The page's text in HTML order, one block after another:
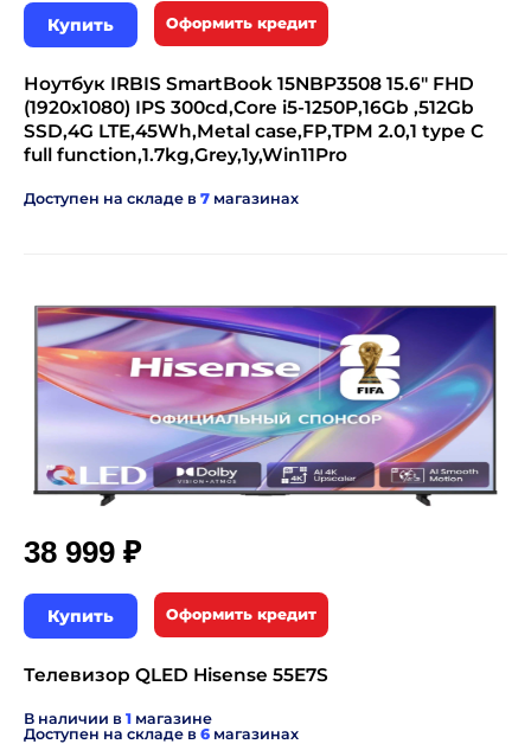
Купить Оформить кредит
Ноутбук IRBIS SmartBook 15NBP3508 15.6" FHD
(1920x1080) IPS 300cd,Core i5-1250P,16Gb ,512Gb
SSD,4G LTE,45Wh,Metal case,FP,TPM 2.0,1 type C
full function,1.7kg,Grey,1y,Win11Pro
Доступен на складе в 7 магазинах
38 999 ₽
Купить Оформить кредит
Телевизор QLED Hisense 55E7S
В наличии в 1 магазине
Доступен на складе в 6 магазинах